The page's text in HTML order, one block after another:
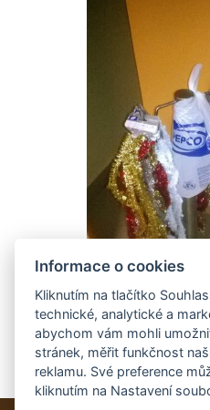
Informace o cookies
Kliknutím na tlačítko
technické, analytické a
abychom vám mohli
stránek, měřit funkčnost
reklamu. Své preference
kliknutím na Nastavení